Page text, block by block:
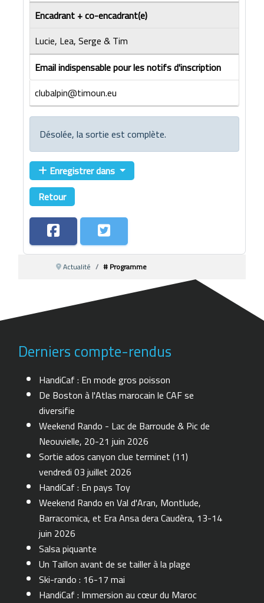
Encadrant + co-encadrant(e)
Lucie, Lea, Serge & Tim
Email indispensable pour les notifs d'inscription
clubalpin@timoun.eu
Désolée, la sortie est complète.
Enregistrer dans
Retour
Actualité # Programme
Derniers compte-rendus
HandiCaf : En mode gros poisson
De Boston à l'Atlas marocain le CAF se
diversifie
Weekend Rando - Lac de Barroude & Pic de
Neouvielle, 20-21 juin 2026
Sortie ados canyon clue terminet (11)
vendredi 03 juillet 2026
HandiCaf : En pays Toy
Weekend Rando en Val d'Aran, Montlude,
Barracomica, et Era Ansa dera Caudèra, 13-14
juin 2026
Salsa piquante
Un Taillon avant de se tailler à la plage
Ski-rando : 16-17 mai
HandiCaf : Immersion au cœur du Maroc